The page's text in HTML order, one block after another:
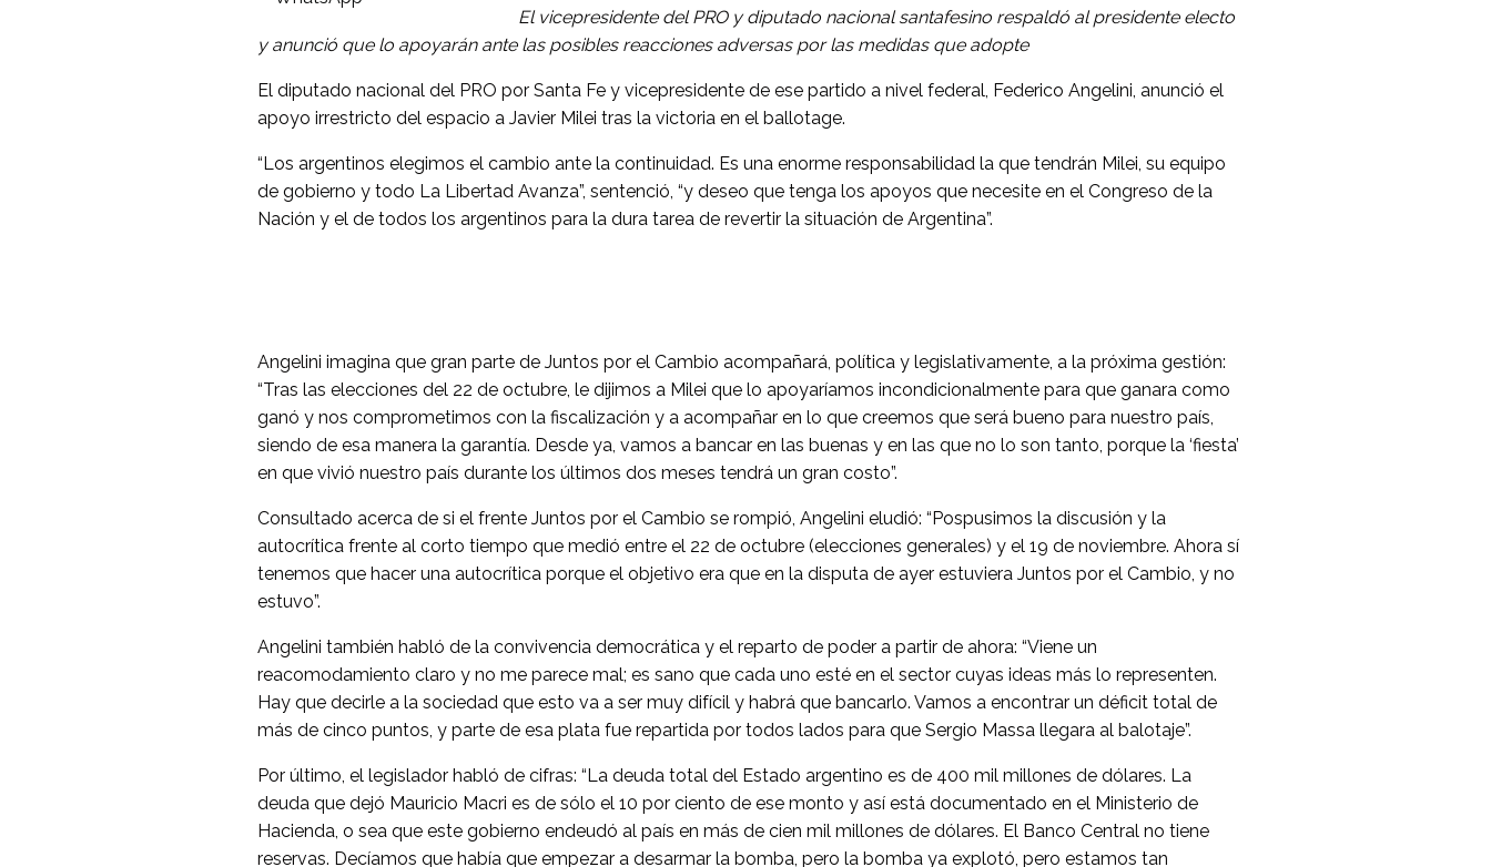
El vicepresidente del PRO y diputado nacional santafesino respaldó al presidente electo
y anunció que lo apoyarán ante las posibles reacciones adversas por las medidas que adopte
El diputado nacional del PRO por Santa Fe y vicepresidente de ese partido a nivel federal, Federico Angelini, anunció el
apoyo irrestricto del espacio a Javier Milei tras la victoria en el ballotage.
“Los argentinos elegimos el cambio ante la continuidad. Es una enorme responsabilidad la que tendrán Milei, su equipo
de gobierno y todo La Libertad Avanza”, sentenció, “y deseo que tenga los apoyos que necesite en el Congreso de la
Nación y el de todos los argentinos para la dura tarea de revertir la situación de Argentina”.
Angelini imagina que gran parte de Juntos por el Cambio acompañará, política y legislativamente, a la próxima gestión:
“Tras las elecciones del 22 de octubre, le dijimos a Milei que lo apoyaríamos incondicionalmente para que ganara como
ganó y nos comprometimos con la fiscalización y a acompañar en lo que creemos que será bueno para nuestro país,
siendo de esa manera la garantía. Desde ya, vamos a bancar en las buenas y en las que no lo son tanto, porque la ‘fiesta’
en que vivió nuestro país durante los últimos dos meses tendrá un gran costo”.
Consultado acerca de si el frente Juntos por el Cambio se rompió, Angelini eludió: “Pospusimos la discusión y la
autocrítica frente al corto tiempo que medió entre el 22 de octubre (elecciones generales) y el 19 de noviembre. Ahora sí
tenemos que hacer una autocrítica porque el objetivo era que en la disputa de ayer estuviera Juntos por el Cambio, y no
estuvo”.
Angelini también habló de la convivencia democrática y el reparto de poder a partir de ahora: “Viene un
reacomodamiento claro y no me parece mal; es sano que cada uno esté en el sector cuyas ideas más lo representen.
Hay que decirle a la sociedad que esto va a ser muy difícil y habrá que bancarlo. Vamos a encontrar un déficit total de
más de cinco puntos, y parte de esa plata fue repartida por todos lados para que Sergio Massa llegara al balotaje”.
Por último, el legislador habló de cifras: “La deuda total del Estado argentino es de 400 mil millones de dólares. La
deuda que dejó Mauricio Macri es de sólo el 10 por ciento de ese monto y así está documentado en el Ministerio de
Hacienda, o sea que este gobierno endeudó al país en más de cien mil millones de dólares. El Banco Central no tiene
reservas. Decíamos que había que empezar a desarmar la bomba, pero la bomba ya explotó, pero estamos tan